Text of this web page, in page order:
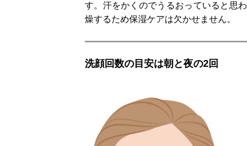
す。汗をかくのでうるおっていると思
燥するため保湿ケアは欠かせません。
洗顔回数の目安は朝と夜の2回